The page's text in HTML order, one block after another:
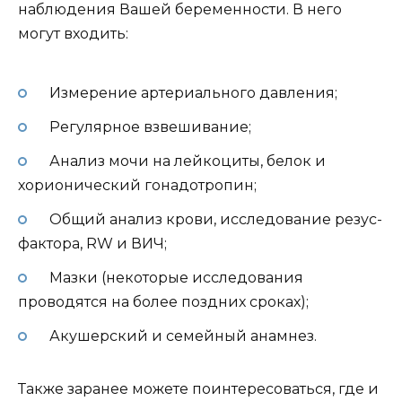
наблюдения Вашей беременности. В него
могут входить:
Измерение артериального давления;
Регулярное взвешивание;
Анализ мочи на лейкоциты, белок и
хорионический гонадотропин;
Общий анализ крови, исследование резус-
фактора, RW и ВИЧ;
Мазки (некоторые исследования
проводятся на более поздних сроках);
Акушерский и семейный анамнез.
Также заранее можете поинтересоваться, где и